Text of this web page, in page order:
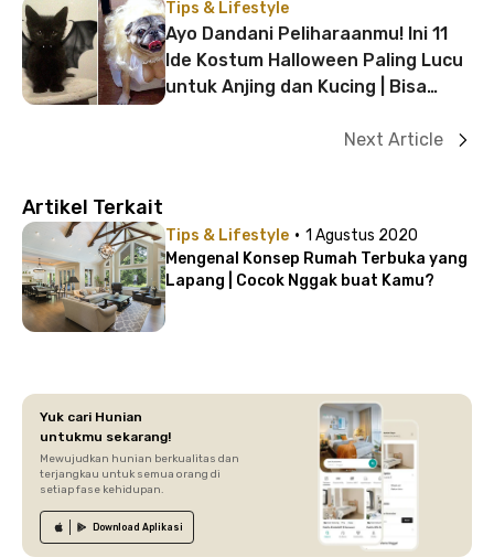
Tips & Lifestyle
Ayo Dandani Peliharaanmu! Ini 11
Ide Kostum Halloween Paling Lucu
untuk Anjing dan Kucing | Bisa
Next Article
Artikel Terkait
Tips & Lifestyle · 1 Agustus 2020
Mengenal Konsep Rumah Terbuka yang
Lapang | Cocok Nggak buat Kamu?
Yuk cari Hunian
untukmu sekarang!
Mewujudkan hunian berkualitas dan
terjangkau untuk semua orang di
setiap fase kehidupan.
Download Aplikasi